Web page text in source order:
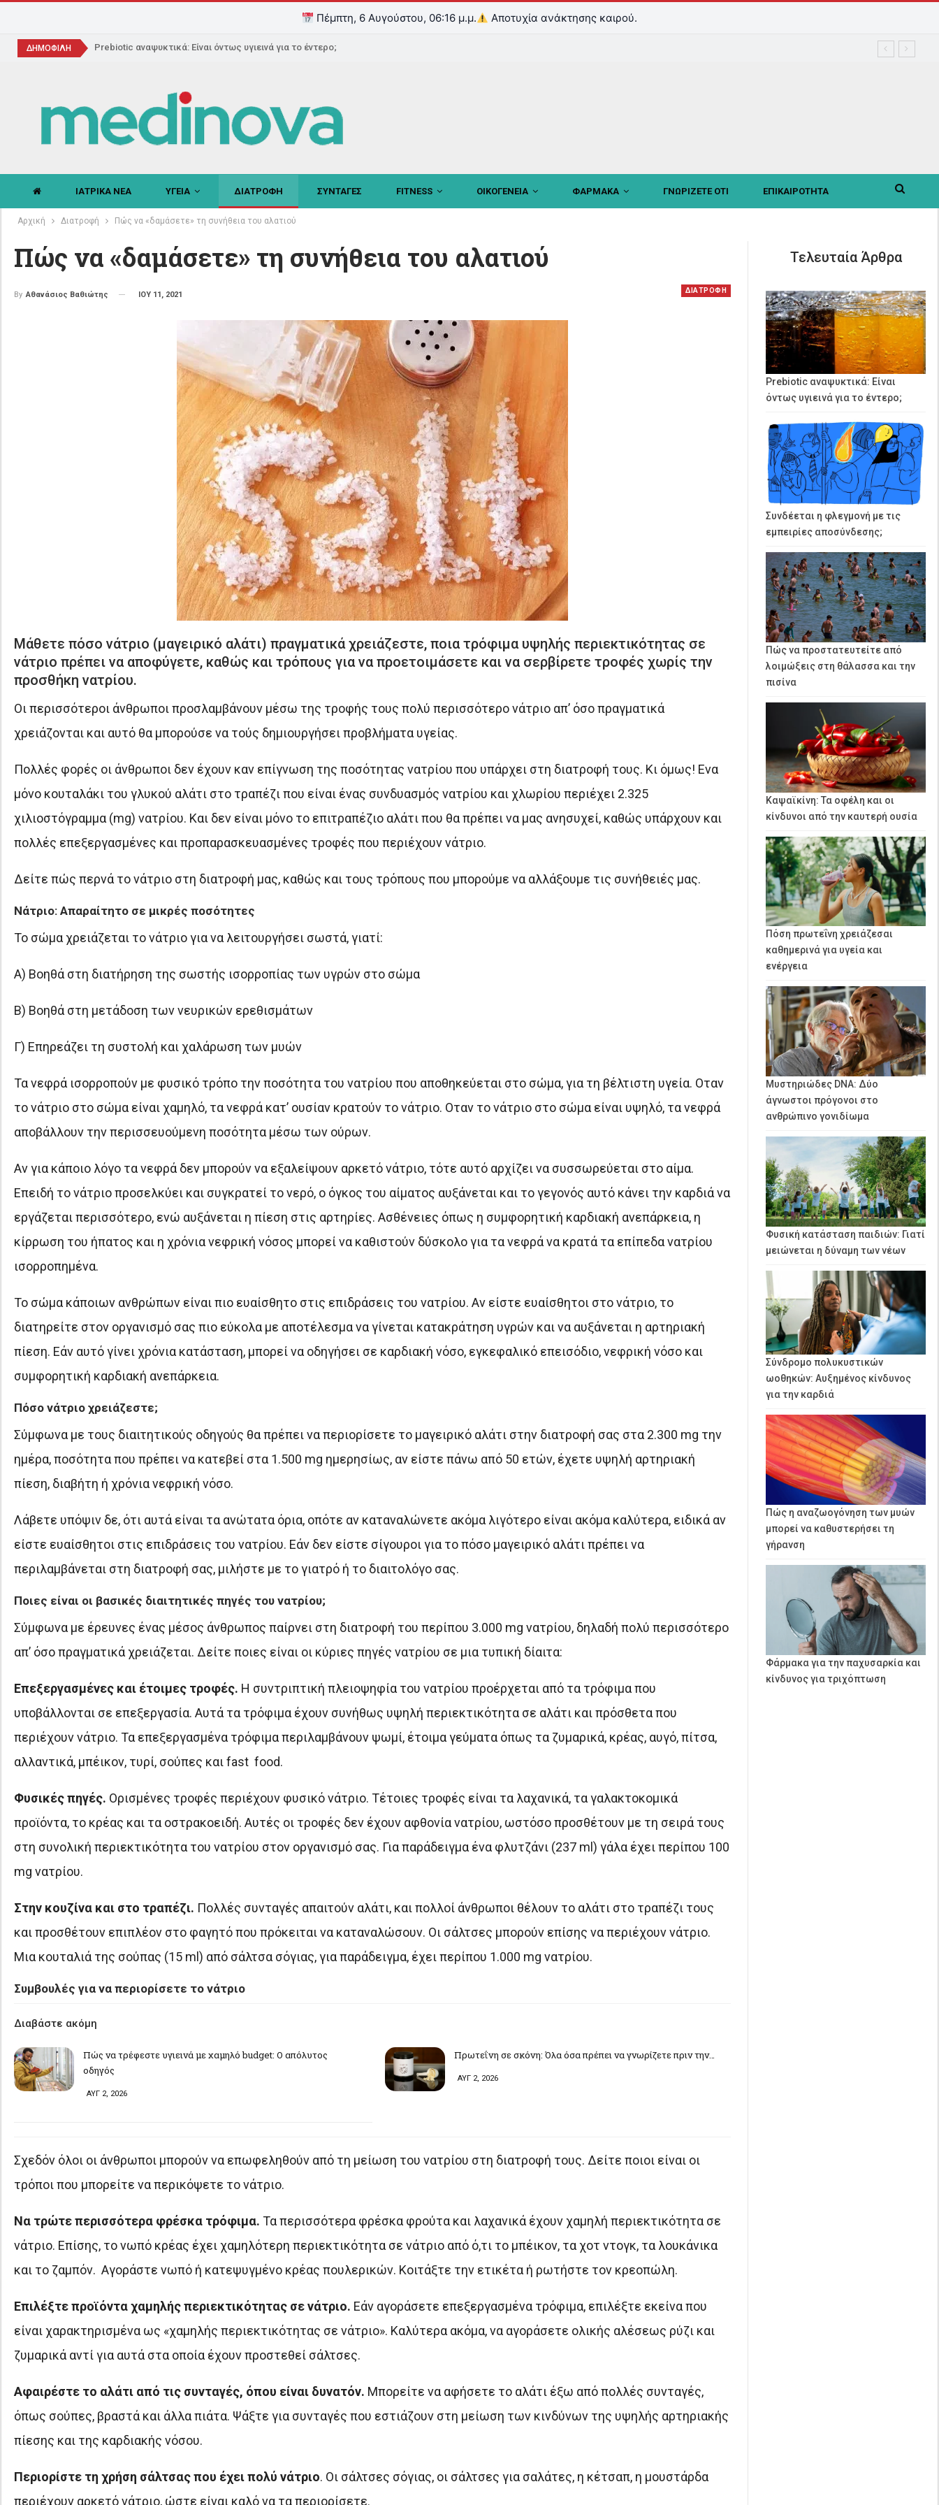
Πέμπτη, 6 Αυγούστου, 06:16 μ.μ. Αποτυχία ανάκτησης καιρού.
ΔΗΜΟΦΙΛΗ Prebiotic αναψυκτικά: Είναι όντως υγιεινά για το έντερο;
ΙΑΤΡΙΚΑ ΝΕΑ ΥΓΕΙΑ ΔΙΑΤΡΟΦΗ ΣΥΝΤΑΓΕΣ FITNESS ΟΙΚΟΓΕΝΕΙΑ ΦΑΡΜΑΚΑ ΓΝΩΡΙΖΕΤΕ ΟΤΙ ΕΠΙΚΑΙΡΟΤΗΤΑ
Αρχική Διατροφή Πώς να «δαμάσετε» τη συνήθεια του αλατιού
Πώς να «δαμάσετε» τη συνήθεια του αλατιού
ΔΙΑΤΡΟΦΗ
By Αθανάσιος Βαθιώτης ΙΟΥ 11, 2021
Μάθετε πόσο νάτριο (μαγειρικό αλάτι) πραγματικά χρειάζεστε, ποια τρόφιμα υψηλής περιεκτικότητας σε
νάτριο πρέπει να αποφύγετε, καθώς και τρόπους για να προετοιμάσετε και να σερβίρετε τροφές χωρίς την
προσθήκη νατρίου.
Οι περισσότεροι άνθρωποι προσλαμβάνουν μέσω της τροφής τους πολύ περισσότερο νάτριο απ’ όσο πραγματικά
χρειάζονται και αυτό θα μπορούσε να τούς δημιουργήσει προβλήματα υγείας.
Πολλές φορές οι άνθρωποι δεν έχουν καν επίγνωση της ποσότητας νατρίου που υπάρχει στη διατροφή τους. Κι όμως! Ενα
μόνο κουταλάκι του γλυκού αλάτι στο τραπέζι που είναι ένας συνδυασμός νατρίου και χλωρίου περιέχει 2.325
χιλιοστόγραμμα (mg) νατρίου. Και δεν είναι μόνο το επιτραπέζιο αλάτι που θα πρέπει να μας ανησυχεί, καθώς υπάρχουν και
πολλές επεξεργασμένες και προπαρασκευασμένες τροφές που περιέχουν νάτριο.
Δείτε πώς περνά το νάτριο στη διατροφή μας, καθώς και τους τρόπους που μπορούμε να αλλάξουμε τις συνήθειές μας.
Nάτριο: Απαραίτητο σε μικρές ποσότητες
Το σώμα χρειάζεται το νάτριο για να λειτουργήσει σωστά, γιατί:
Α) Βοηθά στη διατήρηση της σωστής ισορροπίας των υγρών στο σώμα
Β) Βοηθά στη μετάδοση των νευρικών ερεθισμάτων
Γ) Επηρεάζει τη συστολή και χαλάρωση των μυών
Τα νεφρά ισορροπούν με φυσικό τρόπο την ποσότητα του νατρίου που αποθηκεύεται στο σώμα, για τη βέλτιστη υγεία. Οταν
το νάτριο στο σώμα είναι χαμηλό, τα νεφρά κατ’ ουσίαν κρατούν το νάτριο. Οταν το νάτριο στο σώμα είναι υψηλό, τα νεφρά
αποβάλλουν την περισσευούμενη ποσότητα μέσω των ούρων.
Αν για κάποιο λόγο τα νεφρά δεν μπορούν να εξαλείψουν αρκετό νάτριο, τότε αυτό αρχίζει να συσσωρεύεται στο αίμα.
Επειδή το νάτριο προσελκύει και συγκρατεί το νερό, ο όγκος του αίματος αυξάνεται και το γεγονός αυτό κάνει την καρδιά να
εργάζεται περισσότερο, ενώ αυξάνεται η πίεση στις αρτηρίες. Ασθένειες όπως η συμφορητική καρδιακή ανεπάρκεια, η
κίρρωση του ήπατος και η χρόνια νεφρική νόσος μπορεί να καθιστούν δύσκολο για τα νεφρά να κρατά τα επίπεδα νατρίου
ισορροπημένα.
Το σώμα κάποιων ανθρώπων είναι πιο ευαίσθητο στις επιδράσεις του νατρίου. Αν είστε ευαίσθητοι στο νάτριο, το
διατηρείτε στον οργανισμό σας πιο εύκολα με αποτέλεσμα να γίνεται κατακράτηση υγρών και να αυξάνεται η αρτηριακή
πίεση. Εάν αυτό γίνει χρόνια κατάσταση, μπορεί να οδηγήσει σε καρδιακή νόσο, εγκεφαλικό επεισόδιο, νεφρική νόσο και
συμφορητική καρδιακή ανεπάρκεια.
Πόσο νάτριο χρειάζεστε;
Σύμφωνα με τους διαιτητικούς οδηγούς θα πρέπει να περιορίσετε το μαγειρικό αλάτι στην διατροφή σας στα 2.300 mg την
ημέρα, ποσότητα που πρέπει να κατεβεί στα 1.500 mg ημερησίως, αν είστε πάνω από 50 ετών, έχετε υψηλή αρτηριακή
πίεση, διαβήτη ή χρόνια νεφρική νόσο.
Λάβετε υπόψιν δε, ότι αυτά είναι τα ανώτατα όρια, οπότε αν καταναλώνετε ακόμα λιγότερο είναι ακόμα καλύτερα, ειδικά αν
είστε ευαίσθητοι στις επιδράσεις του νατρίου. Εάν δεν είστε σίγουροι για το πόσο μαγειρικό αλάτι πρέπει να
περιλαμβάνεται στη διατροφή σας, μιλήστε με το γιατρό ή το διαιτολόγο σας.
Ποιες είναι οι βασικές διαιτητικές πηγές του νατρίου;
Σύμφωνα με έρευνες ένας μέσος άνθρωπος παίρνει στη διατροφή του περίπου 3.000 mg νατρίου, δηλαδή πολύ περισσότερο
απ’ όσο πραγματικά χρειάζεται. Δείτε ποιες είναι οι κύριες πηγές νατρίου σε μια τυπική δίαιτα:
Επεξεργασμένες και έτοιμες τροφές. Η συντριπτική πλειοψηφία του νατρίου προέρχεται από τα τρόφιμα που
υποβάλλονται σε επεξεργασία. Αυτά τα τρόφιμα έχουν συνήθως υψηλή περιεκτικότητα σε αλάτι και πρόσθετα που
περιέχουν νάτριο. Τα επεξεργασμένα τρόφιμα περιλαμβάνουν ψωμί, έτοιμα γεύματα όπως τα ζυμαρικά, κρέας, αυγό, πίτσα,
αλλαντικά, μπέικον, τυρί, σούπες και fast food.
Φυσικές πηγές. Ορισμένες τροφές περιέχουν φυσικό νάτριο. Τέτοιες τροφές είναι τα λαχανικά, τα γαλακτοκομικά
προϊόντα, το κρέας και τα οστρακοειδή. Αυτές οι τροφές δεν έχουν αφθονία νατρίου, ωστόσο προσθέτουν με τη σειρά τους
στη συνολική περιεκτικότητα του νατρίου στον οργανισμό σας. Για παράδειγμα ένα φλυτζάνι (237 ml) γάλα έχει περίπου 100
mg νατρίου.
Στην κουζίνα και στο τραπέζι. Πολλές συνταγές απαιτούν αλάτι, και πολλοί άνθρωποι θέλουν το αλάτι στο τραπέζι τους
και προσθέτουν επιπλέον στο φαγητό που πρόκειται να καταναλώσουν. Οι σάλτσες μπορούν επίσης να περιέχουν νάτριο.
Μια κουταλιά της σούπας (15 ml) από σάλτσα σόγιας, για παράδειγμα, έχει περίπου 1.000 mg νατρίου.
Συμβουλές για να περιορίσετε το νάτριο
Διαβάστε ακόμη
Πώς να τρέφεστε υγιεινά με χαμηλό budget: Ο απόλυτος
οδηγός
ΑΥΓ 2, 2026
Πρωτεΐνη σε σκόνη: Όλα όσα πρέπει να γνωρίζετε πριν την…
ΑΥΓ 2, 2026
Σχεδόν όλοι οι άνθρωποι μπορούν να επωφεληθούν από τη μείωση του νατρίου στη διατροφή τους. Δείτε ποιοι είναι οι
τρόποι που μπορείτε να περικόψετε το νάτριο.
Να τρώτε περισσότερα φρέσκα τρόφιμα. Τα περισσότερα φρέσκα φρούτα και λαχανικά έχουν χαμηλή περιεκτικότητα σε
νάτριο. Επίσης, το νωπό κρέας έχει χαμηλότερη περιεκτικότητα σε νάτριο από ό,τι το μπέικον, τα χοτ ντογκ, τα λουκάνικα
και το ζαμπόν. Αγοράστε νωπό ή κατεψυγμένο κρέας πουλερικών. Κοιτάξτε την ετικέτα ή ρωτήστε τον κρεοπώλη.
Επιλέξτε προϊόντα χαμηλής περιεκτικότητας σε νάτριο. Εάν αγοράσετε επεξεργασμένα τρόφιμα, επιλέξτε εκείνα που
είναι χαρακτηρισμένα ως «χαμηλής περιεκτικότητας σε νάτριο». Καλύτερα ακόμα, να αγοράσετε ολικής αλέσεως ρύζι και
ζυμαρικά αντί για αυτά στα οποία έχουν προστεθεί σάλτσες.
Αφαιρέστε το αλάτι από τις συνταγές, όπου είναι δυνατόν. Μπορείτε να αφήσετε το αλάτι έξω από πολλές συνταγές,
όπως σούπες, βραστά και άλλα πιάτα. Ψάξτε για συνταγές που εστιάζουν στη μείωση των κινδύνων της υψηλής αρτηριακής
πίεσης και της καρδιακής νόσου.
Περιορίστε τη χρήση σάλτσας που έχει πολύ νάτριο. Οι σάλτσες σόγιας, οι σάλτσες για σαλάτες, η κέτσαπ, η μουστάρδα
περιέχουν αρκετό νάτριο, ώστε είναι καλό να τα περιορίσετε.
Τελευταία Άρθρα
Prebiotic αναψυκτικά: Είναι
όντως υγιεινά για το έντερο;
Συνδέεται η φλεγμονή με τις
εμπειρίες αποσύνδεσης;
Πώς να προστατευτείτε από
λοιμώξεις στη θάλασσα και την
πισίνα
Καψαϊκίνη: Τα οφέλη και οι
κίνδυνοι από την καυτερή ουσία
Πόση πρωτεΐνη χρειάζεσαι
καθημερινά για υγεία και
ενέργεια
Μυστηριώδες DNA: Δύο
άγνωστοι πρόγονοι στο
ανθρώπινο γονιδίωμα
Φυσική κατάσταση παιδιών: Γιατί
μειώνεται η δύναμη των νέων
Σύνδρομο πολυκυστικών
ωοθηκών: Αυξημένος κίνδυνος
για την καρδιά
Πώς η αναζωογόνηση των μυών
μπορεί να καθυστερήσει τη
γήρανση
Φάρμακα για την παχυσαρκία και
κίνδυνος για τριχόπτωση